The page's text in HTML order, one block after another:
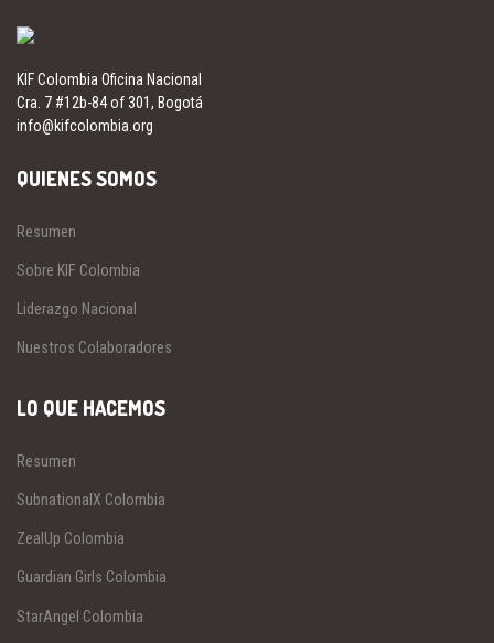
KIF Colombia Oficina Nacional
Cra. 7 #12b-84 of 301, Bogotá
info@kifcolombia.org
QUIENES SOMOS
Resumen
Sobre KIF Colombia
Liderazgo Nacional
Nuestros Colaboradores
LO QUE HACEMOS
Resumen
SubnationalX Colombia
ZealUp Colombia
Guardian Girls Colombia
StarAngel Colombia